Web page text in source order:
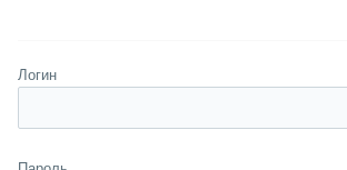
Логин